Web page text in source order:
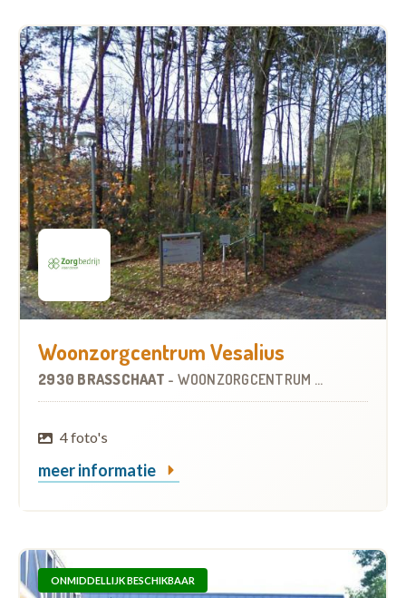
Woonzorgcentrum Vesalius
2930 BRASSCHAAT - WOONZORGCENTRUM (WZC)
4 foto's
meer informatie
ONMIDDELLIJK BESCHIKBAAR